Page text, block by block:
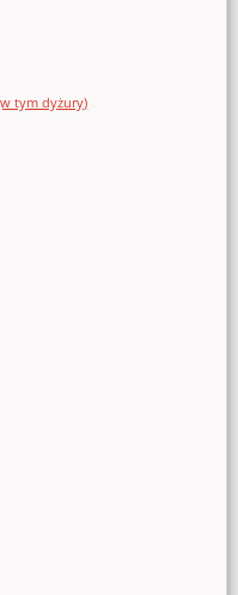
tym dyżury)